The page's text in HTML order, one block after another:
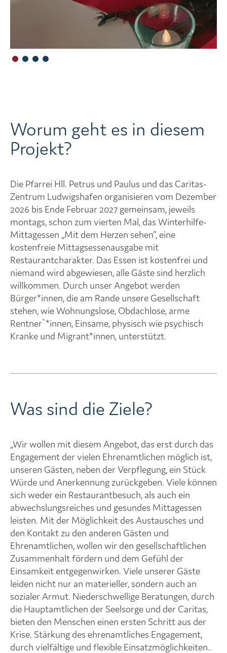
Worum geht es in diesem
Projekt?
Die Pfarrei Hll. Petrus und Paulus und das Caritas-
Zentrum Ludwigshafen organisieren vom Dezember
2026 bis Ende Februar 2027 gemeinsam, jeweils
montags, schon zum vierten Mal, das Winterhilfe-
Mittagessen „Mit dem Herzen sehen“, eine
kostenfreie Mittagsessenausgabe mit
Restaurantcharakter. Das Essen ist kostenfrei und
niemand wird abgewiesen, alle Gäste sind herzlich
willkommen. Durch unser Angebot werden
Bürger*innen, die am Rande unsere Gesellschaft
stehen, wie Wohnungslose, Obdachlose, arme
Rentner`*innen, Einsame, physisch wie psychisch
Kranke und Migrant*innen, unterstützt.
Was sind die Ziele?
„Wir wollen mit diesem Angebot, das erst durch das
Engagement der vielen Ehrenamtlichen möglich ist,
unseren Gästen, neben der Verpflegung, ein Stück
Würde und Anerkennung zurückgeben. Viele können
sich weder ein Restaurantbesuch, als auch ein
abwechslungsreiches und gesundes Mittagessen
leisten. Mit der Möglichkeit des Austausches und
den Kontakt zu den anderen Gästen und
Ehrenamtlichen, wollen wir den gesellschaftlichen
Zusammenhalt fördern und dem Gefühl der
Einsamkeit entgegenwirken. Viele unserer Gäste
leiden nicht nur an materieller, sondern auch an
sozialer Armut. Niederschwellige Beratungen, durch
die Hauptamtlichen der Seelsorge und der Caritas,
bieten den Menschen einen ersten Schritt aus der
Krise. Stärkung des ehrenamtliches Engagement,
durch vielfältige und flexible Einsatzmöglichkeiten..